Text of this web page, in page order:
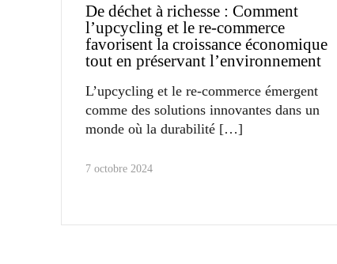
De déchet à richesse : Comment
l’upcycling et le re-commerce
favorisent la croissance économique
tout en préservant l’environnement
L’upcycling et le re-commerce émergent
comme des solutions innovantes dans un
monde où la durabilité
7 octobre 2024